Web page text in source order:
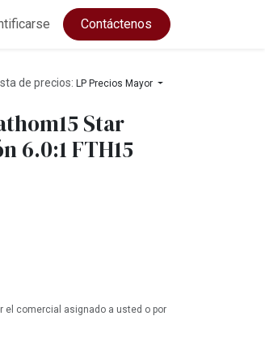
Contáctenos
de precios: LP Precios Mayor
Star
6.0:1 FTH15
el comercial asignado a usted o por